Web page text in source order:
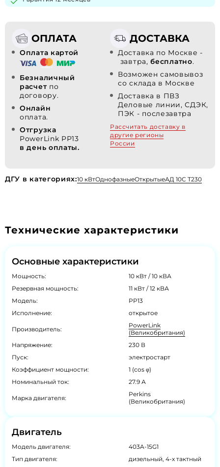
ОПЛАТА
Оплата картой
Безналичный
расчет по
договору.
Онлайн
оплата.
Отгрузка
PowerLink PP13
в день оплаты.
ДОСТАВКА
Доставка по Москве -
завтра,бесплатно.
Возможен самовывоз
со склада в Москве
Доставка в ПВЗ
Деловые линии, СДЭК,
ПЭК - послезавтра
Рассчитать доставку в
другие регионы
России
ДГУ в категориях:10 кВтОднофазныеОткрытыеАД 10С Т230
Технические характеристики
Основные характеристики
Мощность:
10 кВт / 10 кВА
Резервная мощность:
11 кВт / 12 кВА
Модель:
PP13
Исполнение:
открытое
Производитель:
PowerLink
(Великобритания)
Напряжение:
230 В
Пуск:
электростарт
Коэффициент мощности:
1 (cos φ)
Номинальный ток:
27.9 А
Марка двигателя:
Perkins
(Великобритания)
Двигатель
Модель двигателя:
403A-15G1
Тип двигателя:
дизельный, 4-х тактный